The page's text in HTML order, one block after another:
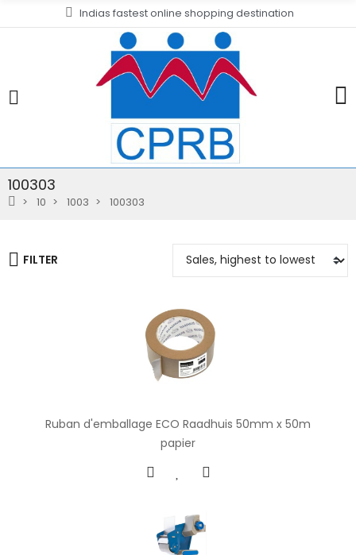
Indias fastest online shopping destination
100303
10 1003 100303
FILTER
Ruban d'emballage ECO Raadhuis 50mm x 50m
papier